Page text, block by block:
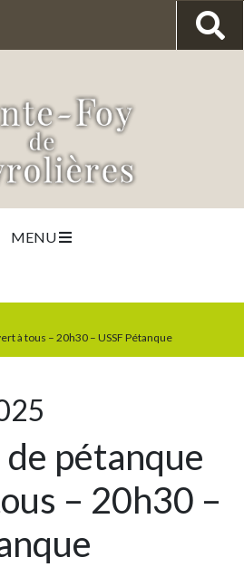
MENU
à tous – 20h30 – USSF Pétanque
pétanque
– 20h30 –